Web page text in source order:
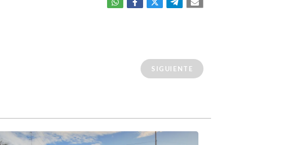
SIGUIENTE